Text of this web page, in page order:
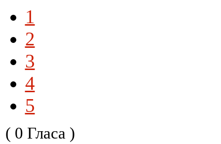
1
2
3
4
5
( 0 Гласа )